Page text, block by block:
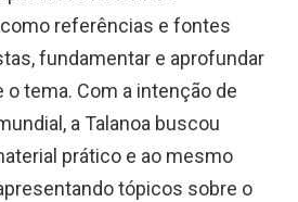
referências e fontes
fundamentar e aprofundar
tema. Com a intenção de
a Talanoa buscou
prático e ao mesmo
tópicos sobre o